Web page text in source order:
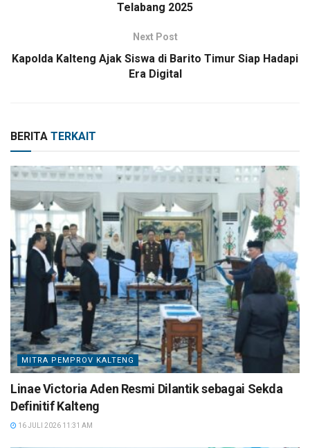
Telabang 2025
Next Post
Kapolda Kalteng Ajak Siswa di Barito Timur Siap Hadapi
Era Digital
BERITA TERKAIT
MITRA PEMPROV KALTENG
Linae Victoria Aden Resmi Dilantik sebagai Sekda
Definitif Kalteng
16 JULI 2026 11:31 AM